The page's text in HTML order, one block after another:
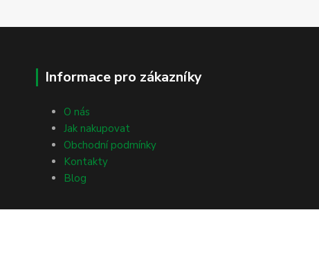
Informace pro zákazníky
O nás
Jak nakupovat
Obchodní podmínky
Kontakty
Blog